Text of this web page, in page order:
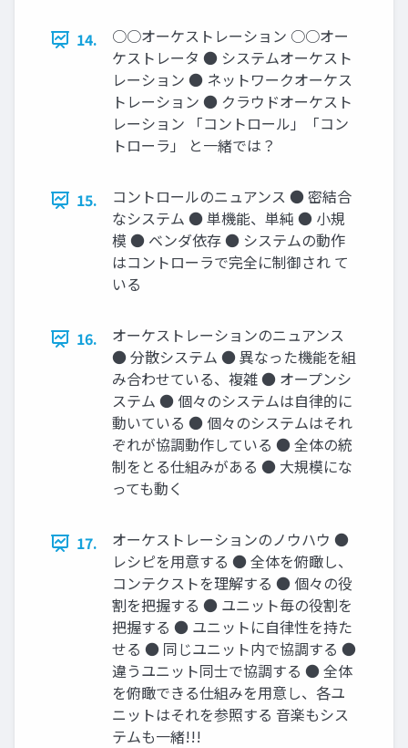
14.
○○オーケストレーション ○○オー
ケストレータ ● システムオーケスト
レーション ● ネットワークオーケス
トレーション ● クラウドオーケスト
レーション 「コントロール」「コン
トローラ」 と一緒では？
15.
コントロールのニュアンス ● 密結合
なシステム ● 単機能、単純 ● 小規
模 ● ベンダ依存 ● システムの動作
はコントローラで完全に制御され て
いる
16.
オーケストレーションのニュアンス
● 分散システム ● 異なった機能を組
み合わせている、複雑 ● オープンシ
ステム ● 個々のシステムは自律的に
動いている ● 個々のシステムはそれ
ぞれが協調動作している ● 全体の統
制をとる仕組みがある ● 大規模にな
っても動く
17.
オーケストレーションのノウハウ ●
レシピを用意する ● 全体を俯瞰し、
コンテクストを理解する ● 個々の役
割を把握する ● ユニット毎の役割を
把握する ● ユニットに自律性を持た
せる ● 同じユニット内で協調する ●
違うユニット同士で協調する ● 全体
を俯瞰できる仕組みを用意し、各ユ
ニットはそれを参照する 音楽もシス
テムも一緒!!!